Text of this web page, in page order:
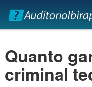
Quanto
criminal